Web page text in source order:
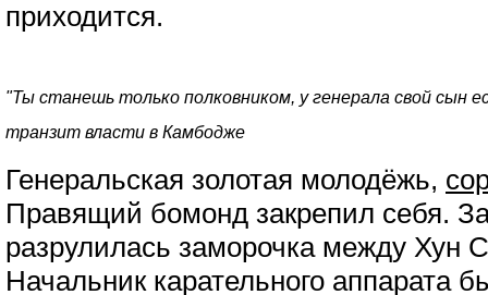
приходится.
"Ты станешь только полковником, у генерала свой сын
транзит власти в Камбодже
Генеральская золотая молодёжь,
Правящий бомонд закрепил себя.
разрулилась заморочка между Хун
Начальник карательного аппарата